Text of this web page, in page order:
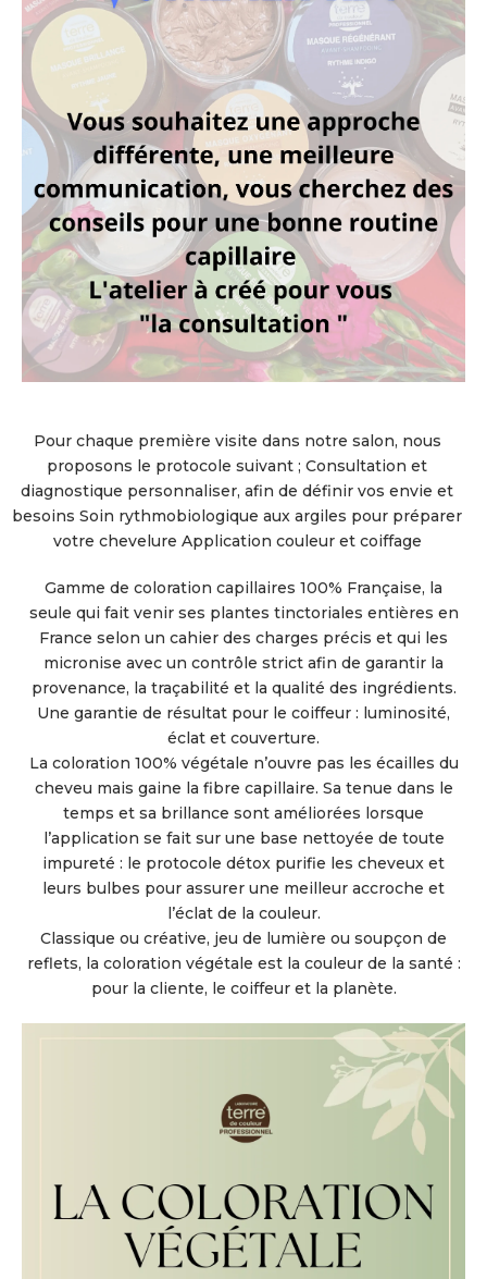
Pour chaque première visite dans notre salon, nous
proposons le protocole suivant ; Consultation et
diagnostique personnaliser, afin de définir vos envie et
besoins Soin rythmobiologique aux argiles pour préparer
votre chevelure Application couleur et coiffage
Gamme de coloration capillaires 100% Française, la
seule qui fait venir ses plantes tinctoriales entières en
France selon un cahier des charges précis et qui les
micronise avec un contrôle strict afin de garantir la
provenance, la traçabilité et la qualité des ingrédients.
Une garantie de résultat pour le coiffeur : luminosité,
éclat et couverture.
La coloration 100% végétale n’ouvre pas les écailles du
cheveu mais gaine la fibre capillaire. Sa tenue dans le
temps et sa brillance sont améliorées lorsque
l’application se fait sur une base nettoyée de toute
impureté : le protocole détox purifie les cheveux et
leurs bulbes pour assurer une meilleur accroche et
l’éclat de la couleur.
Classique ou créative, jeu de lumière ou soupçon de
reflets, la coloration végétale est la couleur de la santé :
pour la cliente, le coiffeur et la planète.